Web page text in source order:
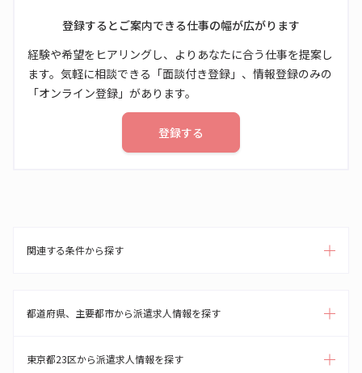
登録するとご案内できる仕事の幅が広がります
経験や希望をヒアリングし、よりあなたに合う仕事を提案し
ます。気軽に相談できる「面談付き登録」、情報登録のみの
「オンライン登録」があります。
登録する
関連する条件から探す
都道府県、主要都市から派遣求人情報を探す
東京都23区から派遣求人情報を探す